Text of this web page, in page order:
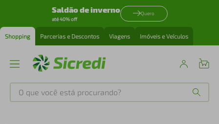
Saldão de inverno
até 40% off
Quero
Shopping Parcerias e Descontos Viagens Imóveis e Veículos
O que você está procurando?